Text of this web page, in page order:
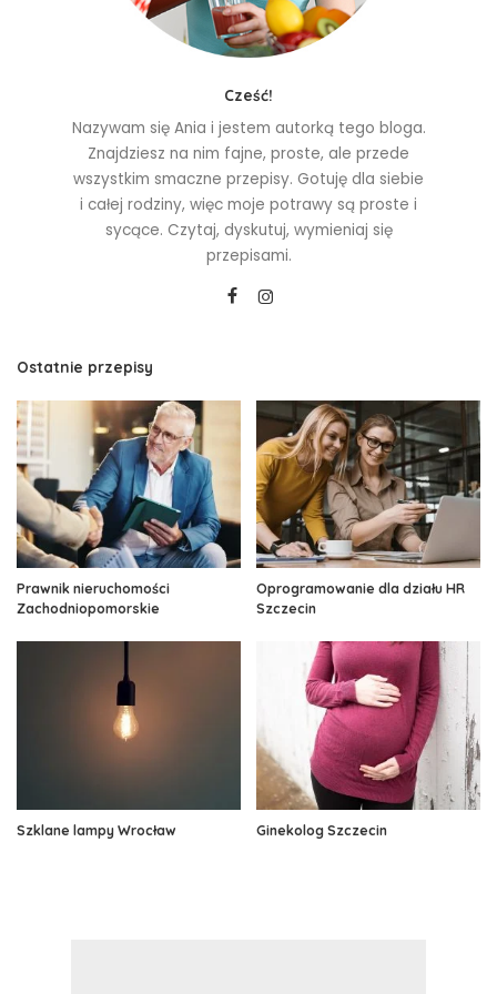
Cześć!
Nazywam się Ania i jestem autorką tego bloga.
Znajdziesz na nim fajne, proste, ale przede
wszystkim smaczne przepisy. Gotuję dla siebie
i całej rodziny, więc moje potrawy są proste i
sycące. Czytaj, dyskutuj, wymieniaj się
przepisami.
Ostatnie przepisy
Prawnik nieruchomości
Zachodniopomorskie
Oprogramowanie dla działu HR
Szczecin
Szklane lampy Wrocław Ginekolog Szczecin